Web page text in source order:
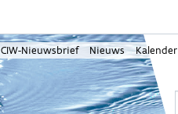
CIW-Nieuwsbrief Nieuws Kalender